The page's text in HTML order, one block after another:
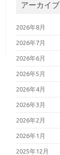
アーカイブ
2026年8月
2026年7月
2026年6月
2026年5月
2026年4月
2026年3月
2026年2月
2026年1月
2025年12月